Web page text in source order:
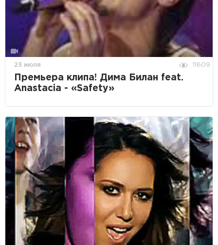
23 июля 11609
Премьера клипа! Дима Билан feat.
Anastacia - «Safety»